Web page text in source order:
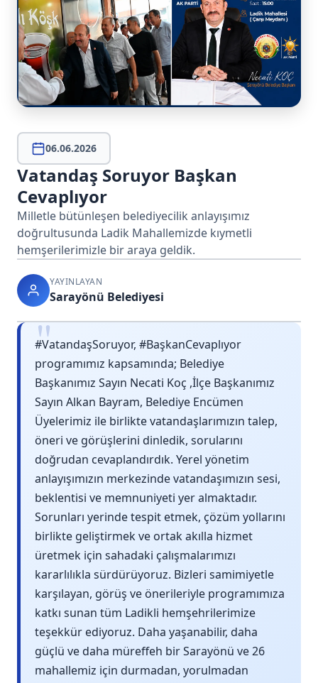
06.06.2026
Vatandaş Soruyor Başkan
Cevaplıyor
Milletle bütünleşen belediyecilik anlayışımız
doğrultusunda Ladik Mahallemizde kıymetli
hemşerilerimizle bir araya geldik.
YAYINLAYAN
Sarayönü Belediyesi
"
#VatandaşSoruyor, #BaşkanCevaplıyor
programımız kapsamında; Belediye
Başkanımız Sayın Necati Koç ,İlçe Başkanımız
Sayın Alkan Bayram, Belediye Encümen
Üyelerimiz ile birlikte vatandaşlarımızın talep,
öneri ve görüşlerini dinledik, sorularını
doğrudan cevaplandırdık. Yerel yönetim
anlayışımızın merkezinde vatandaşımızın sesi,
beklentisi ve memnuniyeti yer almaktadır.
Sorunları yerinde tespit etmek, çözüm yollarını
birlikte geliştirmek ve ortak akılla hizmet
üretmek için sahadaki çalışmalarımızı
kararlılıkla sürdürüyoruz. Bizleri samimiyetle
karşılayan, görüş ve önerileriyle programımıza
katkı sunan tüm Ladikli hemşehrilerimize
teşekkür ediyoruz. Daha yaşanabilir, daha
güçlü ve daha müreffeh bir Sarayönü ve 26
mahallemiz için durmadan, yorulmadan